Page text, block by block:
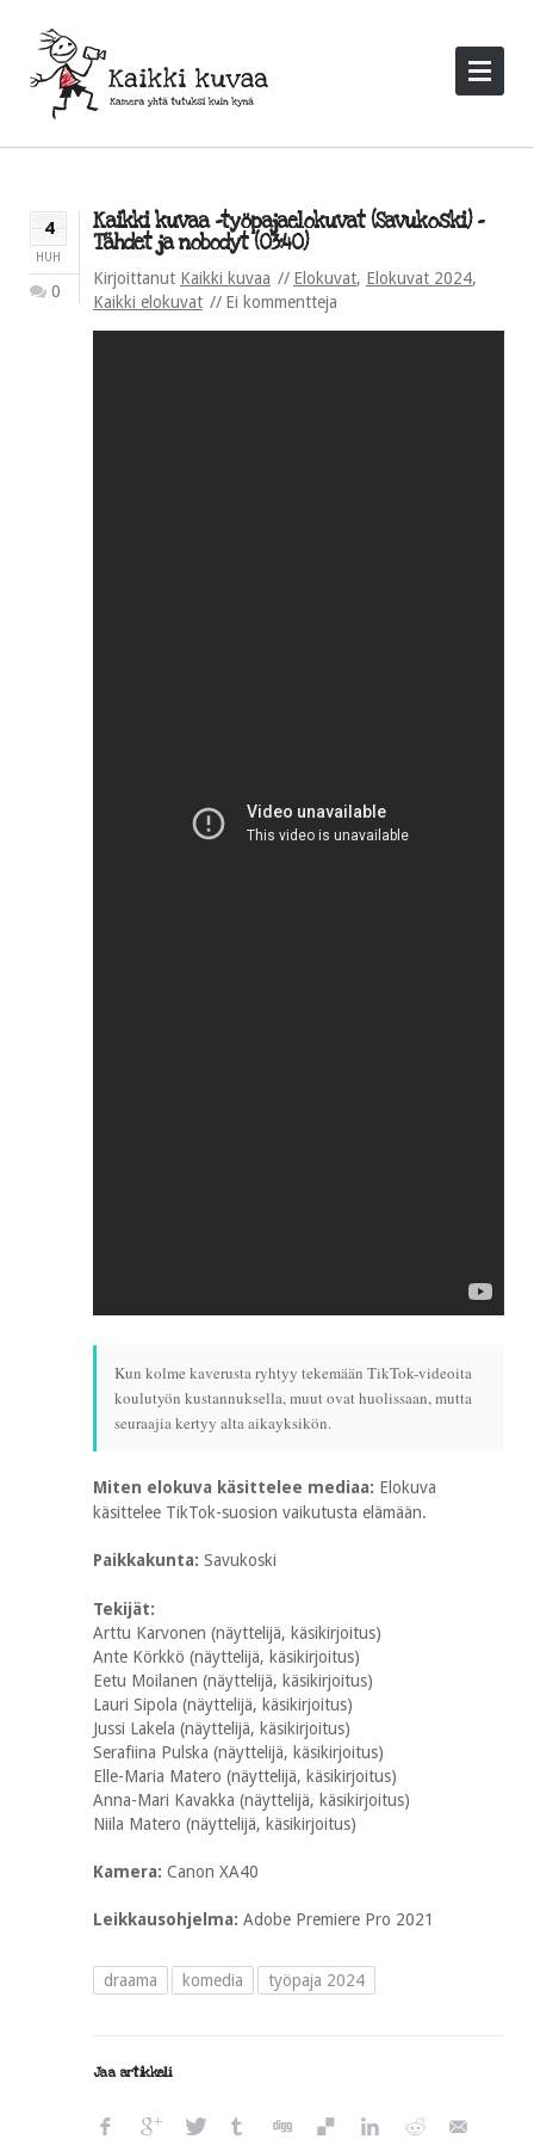
4
HUH
0
Kaikki kuvaa -työpajaelokuvat (Savukoski) –
Tähdet ja nobodyt (03:40)
Kirjoittanut Kaikki kuvaa Elokuvat, Elokuvat 2024,
Kaikki elokuvat
Ei kommentteja
Kun kolme kaverusta ryhtyy tekemään TikTok-videoita
koulutyön kustannuksella, muut ovat huolissaan, mutta
seuraajia kertyy alta aikayksikön.
Miten elokuva käsittelee mediaa: Elokuva
käsittelee TikTok-suosion vaikutusta elämään.
Paikkakunta: Savukoski
Tekijät:
Arttu Karvonen (näyttelijä, käsikirjoitus)
Ante Körkkö (näyttelijä, käsikirjoitus)
Eetu Moilanen (näyttelijä, käsikirjoitus)
Lauri Sipola (näyttelijä, käsikirjoitus)
Jussi Lakela (näyttelijä, käsikirjoitus)
Serafiina Pulska (näyttelijä, käsikirjoitus)
Elle-Maria Matero (näyttelijä, käsikirjoitus)
Anna-Mari Kavakka (näyttelijä, käsikirjoitus)
Niila Matero (näyttelijä, käsikirjoitus)
Kamera: Canon XA40
Leikkausohjelma: Adobe Premiere Pro 2021
draama komedia työpaja 2024
Jaa artikkeli